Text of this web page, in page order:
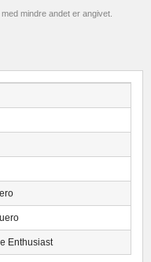
mindre andet er angivet.
Enthusiast